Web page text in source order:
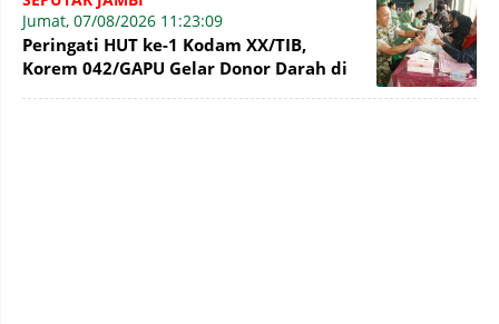
Jumat, 07/08/2026 11:23:09
Peringati HUT ke-1 Kodam XX/TIB,
Korem 042/GAPU Gelar Donor Darah di